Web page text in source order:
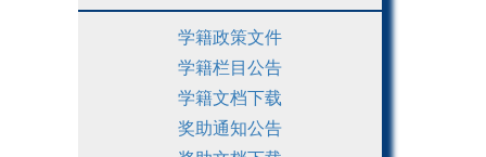
学籍政策文件
学籍栏目公告
学籍文档下载
奖助通知公告